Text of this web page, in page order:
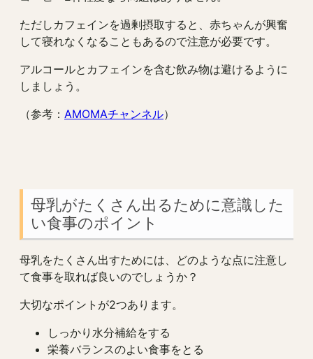
ただしカフェインを過剰摂取すると、赤ちゃんが興奮
して寝れなくなることもあるので注意が必要です。
アルコールとカフェインを含む飲み物は避けるように
しましょう。
（参考： AMOMAチャンネル）
母乳がたくさん出るために意識した
い食事のポイント
母乳をたくさん出すためには、どのような点に注意し
て食事を取れば良いのでしょうか？
大切なポイントが2つあります。
しっかり水分補給をする
栄養バランスのよい食事をとる